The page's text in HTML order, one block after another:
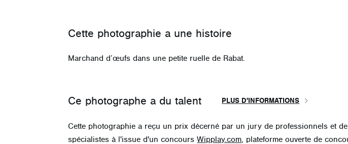
Cette photographie a une histoire
Marchand d’œufs dans une petite ruelle de Rabat.
Ce photographe a du talent PLUS D'INFORMATIONS
Cette photographie a reçu un prix décerné par un jury de professionnels et de
spécialistes à l'issue d'un concoursWipplay.com , plateforme ouverte de